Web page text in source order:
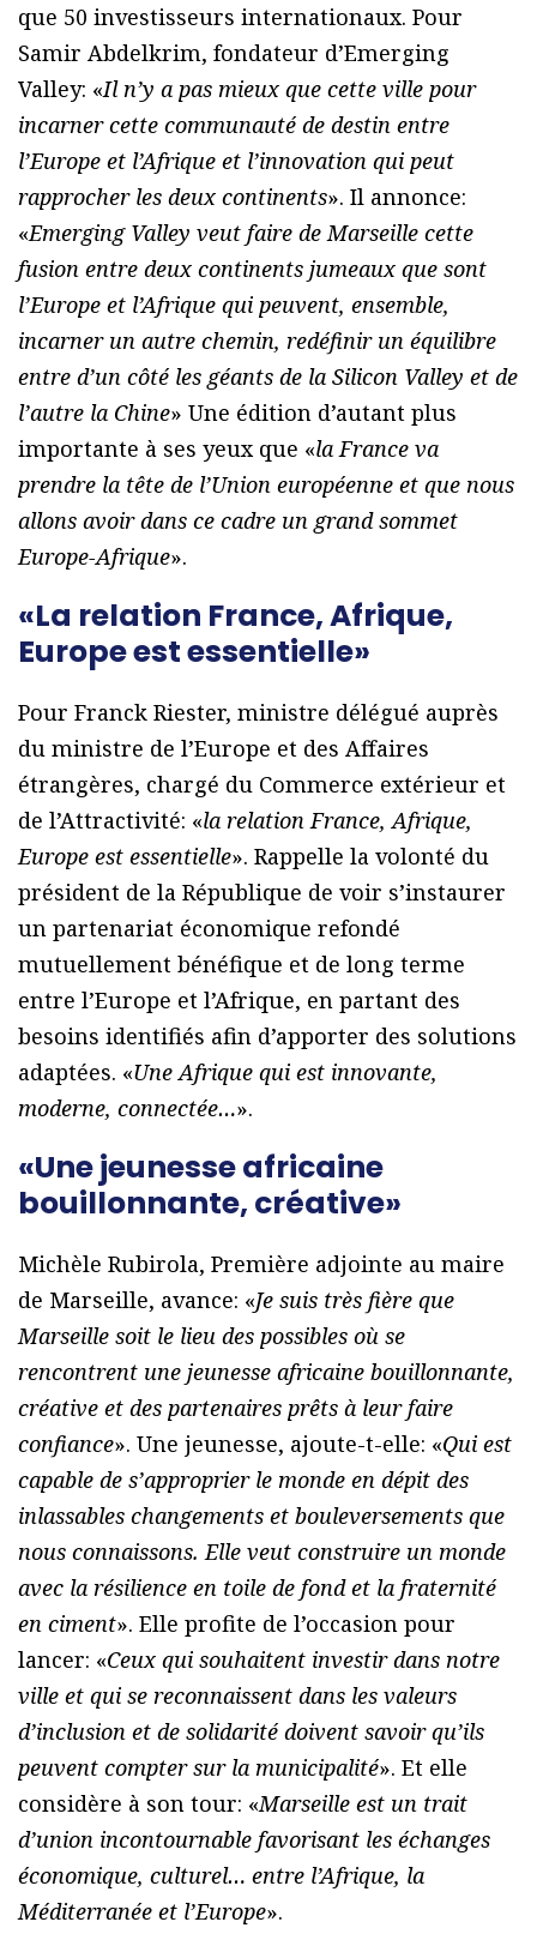
que 50 investisseurs internationaux. Pour
Samir Abdelkrim, fondateur d’Emerging
Valley: «Il n’y a pas mieux que cette ville pour
incarner cette communauté de destin entre
l’Europe et l’Afrique et l’innovation qui peut
rapprocher les deux continents». Il annonce:
«Emerging Valley veut faire de Marseille cette
fusion entre deux continents jumeaux que sont
l’Europe et l’Afrique qui peuvent, ensemble,
incarner un autre chemin, redéfinir un équilibre
entre d’un côté les géants de la Silicon Valley et de
l’autre la Chine» Une édition d’autant plus
importante à ses yeux que «la France va
prendre la tête de l’Union européenne et que nous
allons avoir dans ce cadre un grand sommet
Europe-Afrique».
«La relation France, Afrique,
Europe est essentielle»
Pour Franck Riester, ministre délégué auprès
du ministre de l’Europe et des Affaires
étrangères, chargé du Commerce extérieur et
de l’Attractivité: «la relation France, Afrique,
Europe est essentielle». Rappelle la volonté du
président de la République de voir s’instaurer
un partenariat économique refondé
mutuellement bénéfique et de long terme
entre l’Europe et l’Afrique, en partant des
besoins identifiés afin d’apporter des solutions
adaptées. «Une Afrique qui est innovante,
moderne, connectée…».
«Une jeunesse africaine
bouillonnante, créative»
Michèle Rubirola, Première adjointe au maire
de Marseille, avance: «Je suis très fière que
Marseille soit le lieu des possibles où se
rencontrent une jeunesse africaine bouillonnante,
créative et des partenaires prêts à leur faire
confiance». Une jeunesse, ajoute-t-elle: «Qui est
capable de s’approprier le monde en dépit des
inlassables changements et bouleversements que
nous connaissons. Elle veut construire un monde
avec la résilience en toile de fond et la fraternité
en ciment». Elle profite de l’occasion pour
lancer: «Ceux qui souhaitent investir dans notre
ville et qui se reconnaissent dans les valeurs
d’inclusion et de solidarité doivent savoir qu’ils
peuvent compter sur la municipalité». Et elle
considère à son tour: «Marseille est un trait
d’union incontournable favorisant les échanges
économique, culturel… entre l’Afrique, la
Méditerranée et l’Europe».